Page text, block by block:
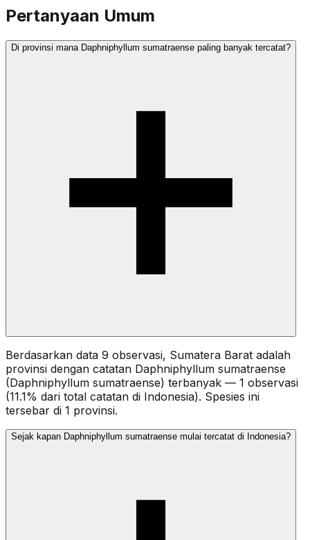
Pertanyaan Umum
Di provinsi mana Daphniphyllum sumatraense paling banyak tercatat?
Berdasarkan data 9 observasi, Sumatera Barat adalah
provinsi dengan catatan Daphniphyllum sumatraense
(Daphniphyllum sumatraense) terbanyak — 1 observasi
(11.1% dari total catatan di Indonesia). Spesies ini
tersebar di 1 provinsi.
Sejak kapan Daphniphyllum sumatraense mulai tercatat di Indonesia?